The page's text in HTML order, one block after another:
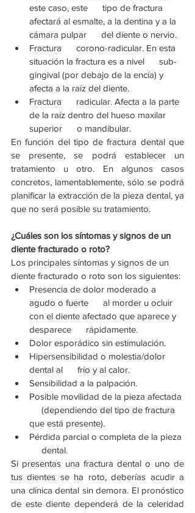
este caso, este      tipo de fractura
afectará al esmalte, a la dentina y a la
cámara pulpar      del diente o nervio.
Fractura      corono-radicular. En esta
situación la fractura es a nivel      sub-
gingival (por debajo de la encía) y
afecta a la raíz del diente.
Fractura      radicular. Afecta a la parte
de la raíz dentro del hueso maxilar
superior      o mandibular.
En función del tipo de fractura dental que
se presente, se podrá establecer un
tratamiento u otro. En algunos casos
concretos, lamentablemente, sólo se podrá
planificar la extracción de la pieza dental, ya
que no será posible su tratamiento.
¿Cuáles son los síntomas y signos de un
diente fracturado o roto?
Los principales síntomas y signos de un
diente fracturado o roto son los siguientes:
Presencia de dolor moderado a
agudo o fuerte      al morder u ocluir
con el diente afectado que aparece y
desparece      rápidamente.
Dolor esporádico sin estimulación.
Hipersensibilidad o molestia/dolor
dental al      frío y al calor.
Sensibilidad a la palpación.
Posible movilidad de la pieza afectada
     (dependiendo del tipo de fractura
que está presente).
Pérdida parcial o completa de la pieza
     dental.
Si presentas una fractura dental o uno de
tus dientes se ha roto, deberías acudir a
una clínica dental sin demora. El pronóstico
de este diente dependerá de la celeridad